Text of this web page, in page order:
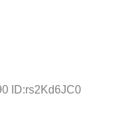
ID:rs2Kd6JC0